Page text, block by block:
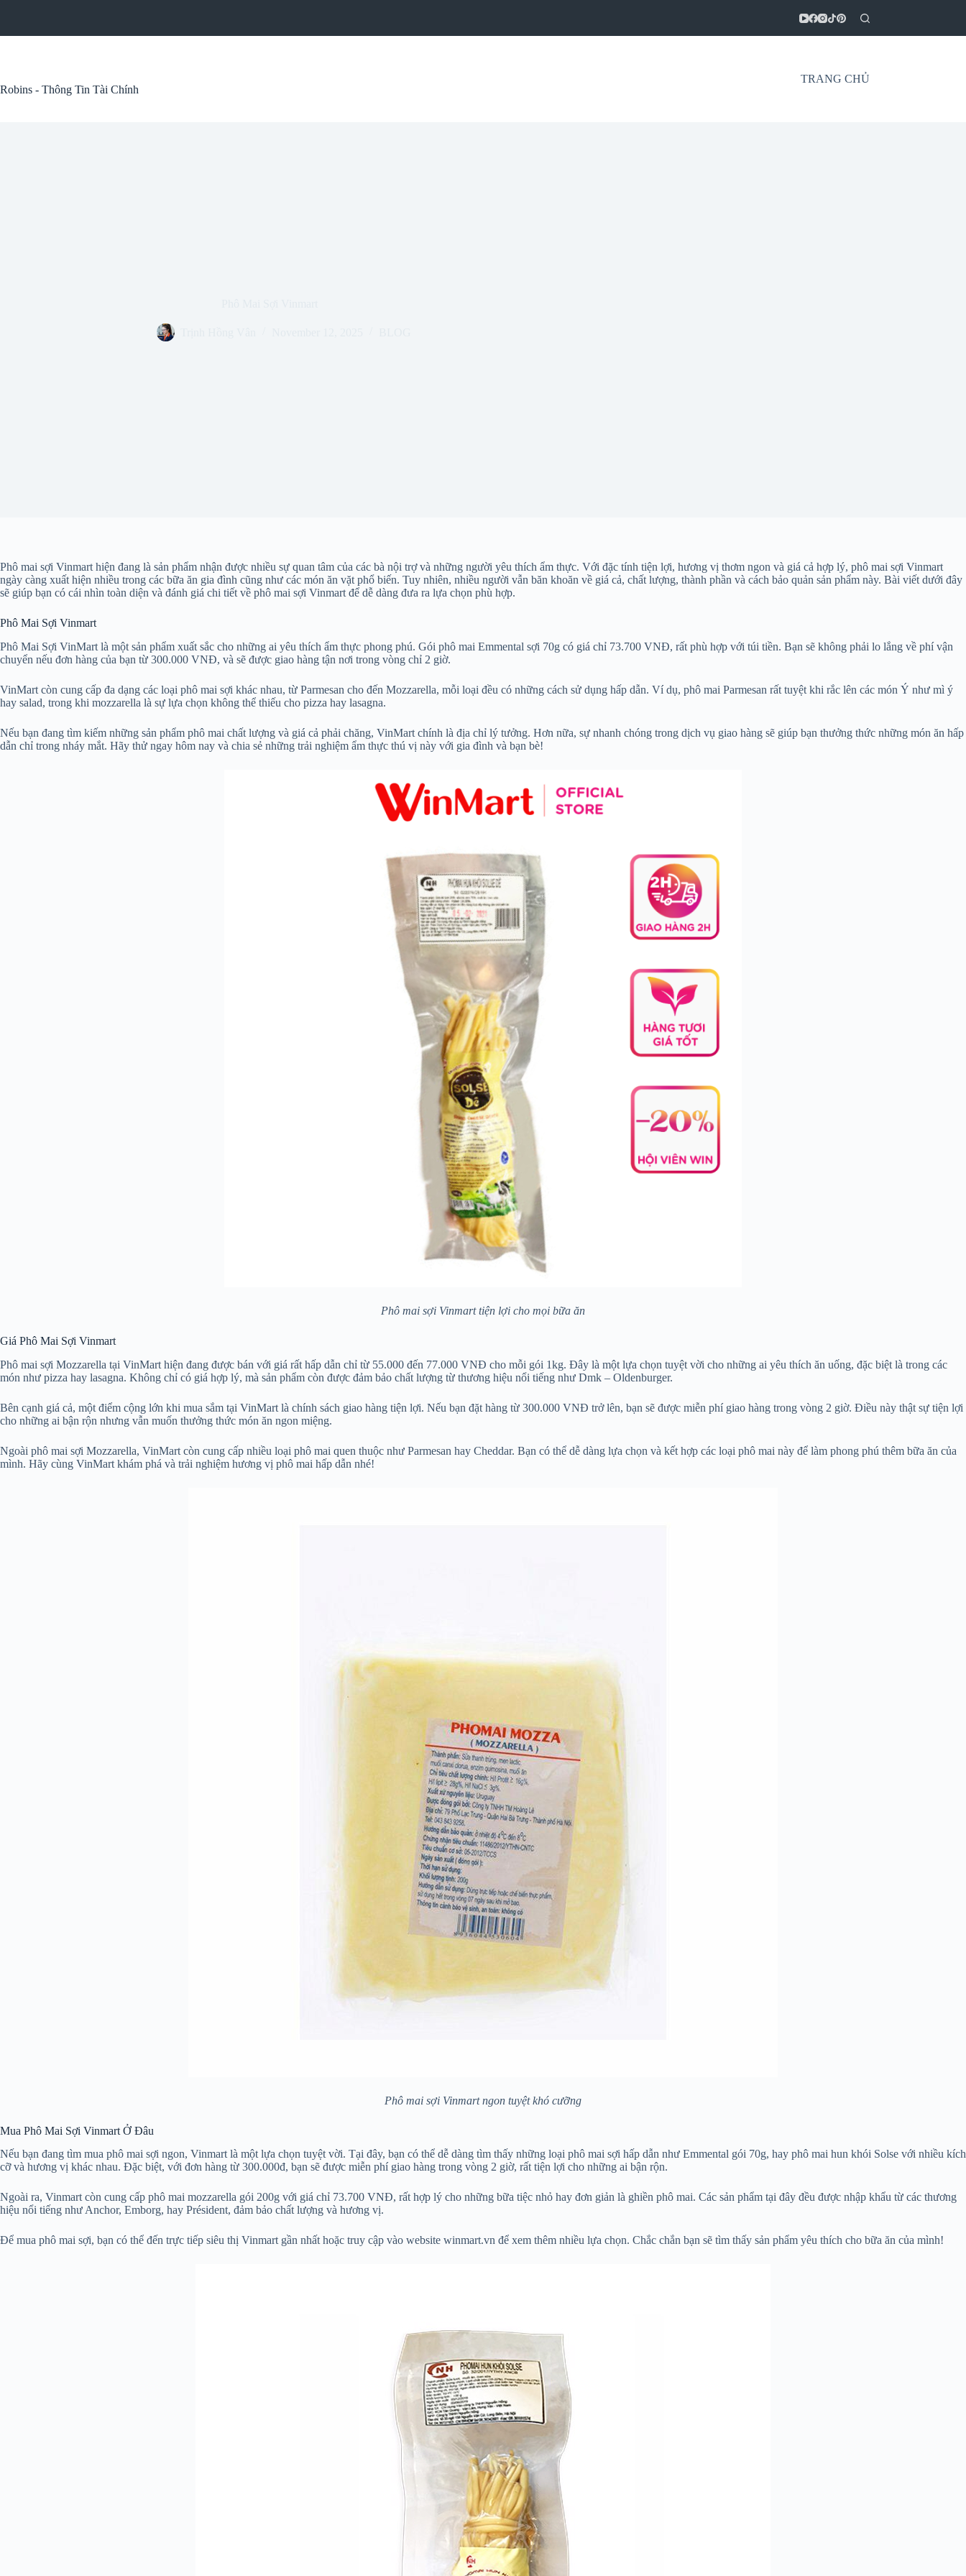
Robins - Thông Tin Tài Chính
TRANG CHỦ
Phô mai sợi Vinmart hiện đang là sản phẩm nhận được nhiều sự quan tâm của các bà nội trợ và những người yêu thích ẩm thực. Với đặc tính tiện lợi, hương vị thơm ngon và giá cả hợp lý, phô mai sợi Vinmart
ngày càng xuất hiện nhiều trong các bữa ăn gia đình cũng như các món ăn vặt phổ biến. Tuy nhiên, nhiều người vẫn băn khoăn về giá cả, chất lượng, thành phần và cách bảo quản sản phẩm này. Bài viết dưới đây
sẽ giúp bạn có cái nhìn toàn diện và đánh giá chi tiết về phô mai sợi Vinmart để dễ dàng đưa ra lựa chọn phù hợp.
Phô Mai Sợi Vinmart
Phô Mai Sợi VinMart là một sản phẩm xuất sắc cho những ai yêu thích ẩm thực phong phú. Gói phô mai Emmental sợi 70g có giá chỉ 73.700 VNĐ, rất phù hợp với túi tiền. Bạn sẽ không phải lo lắng về phí vận
chuyển nếu đơn hàng của bạn từ 300.000 VNĐ, và sẽ được giao hàng tận nơi trong vòng chỉ 2 giờ.
VinMart còn cung cấp đa dạng các loại phô mai sợi khác nhau, từ Parmesan cho đến Mozzarella, mỗi loại đều có những cách sử dụng hấp dẫn. Ví dụ, phô mai Parmesan rất tuyệt khi rắc lên các món Ý như mì ý
hay salad, trong khi mozzarella là sự lựa chọn không thể thiếu cho pizza hay lasagna.
Nếu bạn đang tìm kiếm những sản phẩm phô mai chất lượng và giá cả phải chăng, VinMart chính là địa chỉ lý tưởng. Hơn nữa, sự nhanh chóng trong dịch vụ giao hàng sẽ giúp bạn thưởng thức những món ăn hấp
dẫn chỉ trong nháy mắt. Hãy thử ngay hôm nay và chia sẻ những trải nghiệm ẩm thực thú vị này với gia đình và bạn bè!
Phô mai sợi Vinmart tiện lợi cho mọi bữa ăn
Giá Phô Mai Sợi Vinmart
Phô mai sợi Mozzarella tại VinMart hiện đang được bán với giá rất hấp dẫn chỉ từ 55.000 đến 77.000 VNĐ cho mỗi gói 1kg. Đây là một lựa chọn tuyệt vời cho những ai yêu thích ăn uống, đặc biệt là trong các
món như pizza hay lasagna. Không chỉ có giá hợp lý, mà sản phẩm còn được đảm bảo chất lượng từ thương hiệu nổi tiếng như Dmk – Oldenburger.
Bên cạnh giá cả, một điểm cộng lớn khi mua sắm tại VinMart là chính sách giao hàng tiện lợi. Nếu bạn đặt hàng từ 300.000 VNĐ trở lên, bạn sẽ được miễn phí giao hàng trong vòng 2 giờ. Điều này thật sự tiện lợi
cho những ai bận rộn nhưng vẫn muốn thưởng thức món ăn ngon miệng.
Ngoài phô mai sợi Mozzarella, VinMart còn cung cấp nhiều loại phô mai quen thuộc như Parmesan hay Cheddar. Bạn có thể dễ dàng lựa chọn và kết hợp các loại phô mai này để làm phong phú thêm bữa ăn của
mình. Hãy cùng VinMart khám phá và trải nghiệm hương vị phô mai hấp dẫn nhé!
Phô mai sợi Vinmart ngon tuyệt khó cưỡng
Mua Phô Mai Sợi Vinmart Ở Đâu
Nếu bạn đang tìm mua phô mai sợi ngon, Vinmart là một lựa chọn tuyệt vời. Tại đây, bạn có thể dễ dàng tìm thấy những loại phô mai sợi hấp dẫn như Emmental gói 70g, hay phô mai hun khói Solse với nhiều kích
cỡ và hương vị khác nhau. Đặc biệt, với đơn hàng từ 300.000đ, bạn sẽ được miễn phí giao hàng trong vòng 2 giờ, rất tiện lợi cho những ai bận rộn.
Ngoài ra, Vinmart còn cung cấp phô mai mozzarella gói 200g với giá chỉ 73.700 VNĐ, rất hợp lý cho những bữa tiệc nhỏ hay đơn giản là ghiền phô mai. Các sản phẩm tại đây đều được nhập khẩu từ các thương
hiệu nổi tiếng như Anchor, Emborg, hay Président, đảm bảo chất lượng và hương vị.
Để mua phô mai sợi, bạn có thể đến trực tiếp siêu thị Vinmart gần nhất hoặc truy cập vào website winmart.vn để xem thêm nhiều lựa chọn. Chắc chắn bạn sẽ tìm thấy sản phẩm yêu thích cho bữa ăn của mình!